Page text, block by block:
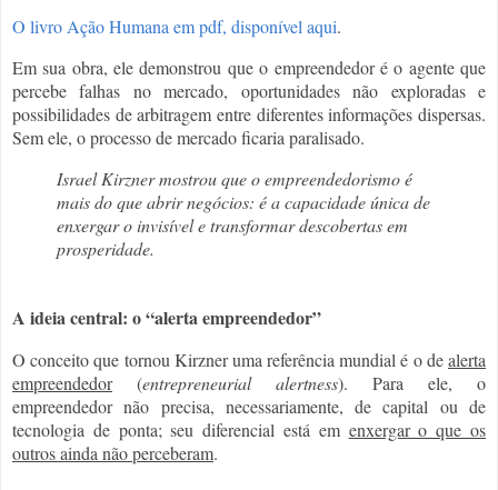
O livro Ação Humana em pdf, disponível aqui.
Em sua obra, ele demonstrou que o empreendedor é o agente que
percebe falhas no mercado, oportunidades não exploradas e
possibilidades de arbitragem entre diferentes informações dispersas.
Sem ele, o processo de mercado ficaria paralisado.
Israel Kirzner mostrou que o empreendedorismo é
mais do que abrir negócios: é a capacidade única de
enxergar o invisível e transformar descobertas em
prosperidade.
A ideia central: o “alerta empreendedor”
O conceito que tornou Kirzner uma referência mundial é o dealerta
empreendedor(entrepreneurial alertness). Para ele, o
empreendedor não precisa, necessariamente, de capital ou de
tecnologia de ponta; seu diferencial está em enxergar o que os
outros ainda não perceberam.